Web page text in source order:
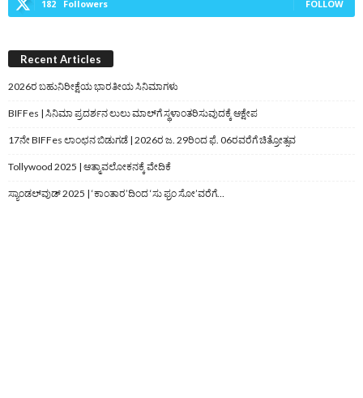
182 Followers FOLLOW
Recent Articles
2026ರ ಬಹುನಿರೀಕ್ಷೆಯ ಭಾರತೀಯ ಸಿನಿಮಾಗಳು
BIFFes | ಸಿನಿಮಾ ಪ್ರದರ್ಶನ ಲುಲು ಮಾಲ್‌ಗೆ ಸ್ಥಳಾಂತರಿಸುವುದಕ್ಕೆ ಆಕ್ಷೇಪ
17ನೇ BIFFes ಲಾಂಛನ ಬಿಡುಗಡೆ | 2026ರ ಜ. 29ರಿಂದ ಫೆ. 06ರವರೆಗೆ ಚಿತ್ರೋತ್ಸವ
Tollywood 2025 | ಆತ್ಮಾವಲೋಕನಕ್ಕೆ ವೇದಿಕೆ
ಸ್ಯಾಂಡಲ್‌ವುಡ್‌ 2025 | ‘ಕಾಂತಾರ’ದಿಂದ ‘ಸು ಫ್ರಂ ಸೋ’ವರೆಗೆ…